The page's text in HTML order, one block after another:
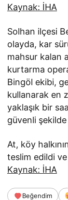
Kaynak: İHA
Solhan ilçesi
olayda, kar
mahsur kalan
kurtarma
Bingöl ekibi,
kullanarak en
yaklaşık bir
güvenli şekilde
At, köy
teslim edildi
Kaynak: İHA
Beğendim